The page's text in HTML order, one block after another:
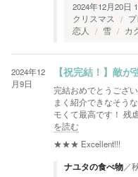
2024年12月20日
クリスマス
恋人
雪 カ
2024年12
月9日
【祝完結！】敵
完結おめでとうござ
まく紹介できなそう
モくて最高です！ 残
を読む
★★★ Excellent!!!
ナユタの食べ物／